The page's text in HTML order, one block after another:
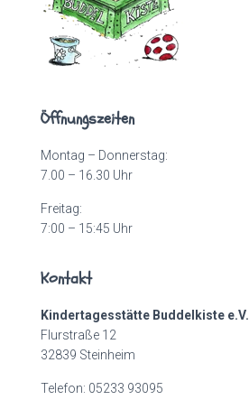
Öffnungszeiten
Montag – Donnerstag:
7.00 – 16.30 Uhr
Freitag:
7:00 – 15:45 Uhr
Kontakt
Kindertagesstätte Buddelkiste e.V.
Flurstraße 12
32839 Steinheim
Telefon: 05233 93095